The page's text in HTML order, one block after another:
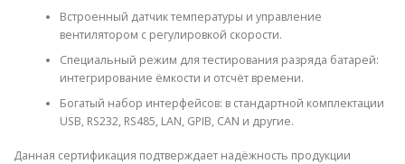
Встроенный датчик температуры и управление
вентилятором с регулировкой скорости.
Специальный режим для тестирования разряда батарей:
интегрирование ёмкости и отсчёт времени.
Богатый набор интерфейсов: в стандартной комплектации
USB, RS232, RS485, LAN, GPIB, CAN и другие.
Данная сертификация подтверждает надёжность продукции